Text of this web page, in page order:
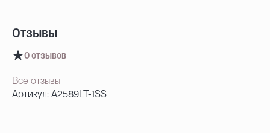
Отзывы
0 отзывов
Все отзывы
Артикул: A2589LT-1SS